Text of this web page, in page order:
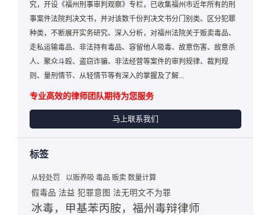
究，开设《福州刑事审判观察》专栏，已收集福州市近年所有的刑
事案件法院判决文书，并对该数千份判决文书分门别类、区分犯罪
种类，不断展开实务研究、深入分析，对福州法院关于贩卖毒品、
走私运输毒品、非法持有毒品、容留他人吸毒、故意伤害、故意杀
人、聚众斗殴、盗窃诈骗、非法经营等案件的审判规律、裁判规
则、量刑情节、从轻情节等有深入的掌握及了解...
专业高效的律师团队期待为您服务
马上联系我们
标签
从轻处罚 以贩养吸 毒品 贩卖 数量计算
假毒品 法益 犯罪意图 法无明文不为罪
冰毒，甲基苯丙胺，福州毒辩律师